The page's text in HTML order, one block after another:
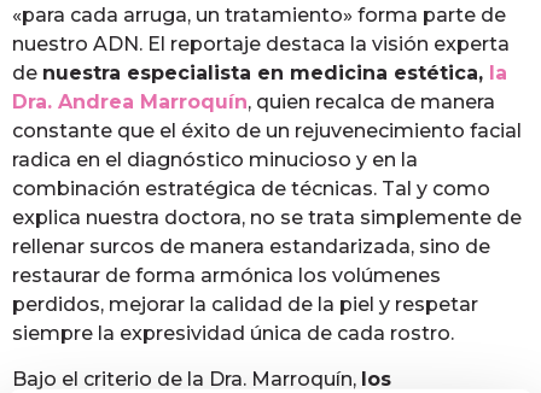
«para cada arruga, un tratamiento» forma parte de
nuestro ADN. El reportaje destaca la visión experta
de nuestra especialista en medicina estética, la
Dra. Andrea Marroquín, quien recalca de manera
constante que el éxito de un rejuvenecimiento facial
radica en el diagnóstico minucioso y en la
combinación estratégica de técnicas. Tal y como
explica nuestra doctora, no se trata simplemente de
rellenar surcos de manera estandarizada, sino de
restaurar de forma armónica los volúmenes
perdidos, mejorar la calidad de la piel y respetar
siempre la expresividad única de cada rostro.
Bajo el criterio de la Dra. Marroquín, los